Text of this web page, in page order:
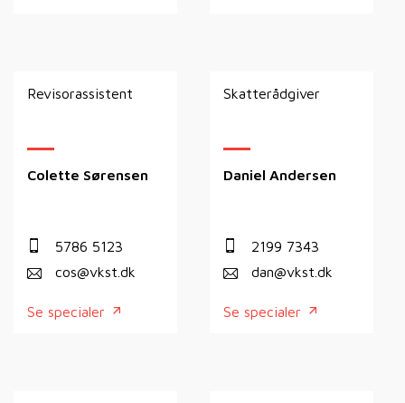
Revisorassistent
Colette Sørensen
5786 5123
cos@vkst.dk
Se specialer
Skatterådgiver
Daniel Andersen
2199 7343
dan@vkst.dk
Se specialer